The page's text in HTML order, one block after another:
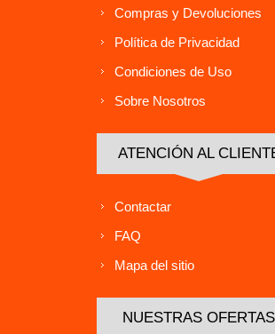
Compras y Devoluciones
Política de Privacidad
Condiciones de Uso
Sobre Nosotros
ATENCIÓN AL
Contactar
FAQ
Mapa del sitio
NUESTRAS OFERTAS